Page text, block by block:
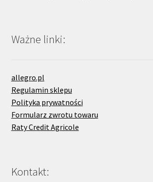
Ważne linki:
allegro.pl
Regulamin sklepu
Polityka prywatności
Formularz zwrotu towaru
Raty Credit Agricole
Kontakt: